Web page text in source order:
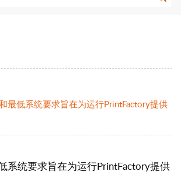
最低系统要求旨在为运行PrintFactory提供
系统要求旨在为运行PrintFactory提供